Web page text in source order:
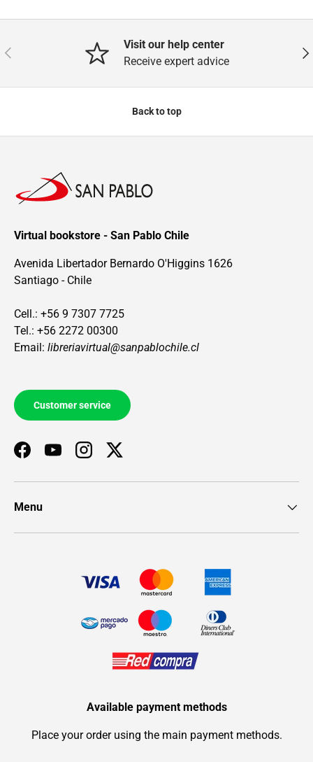
Previous
Visit our help center
Receive expert advice
Back to top
Virtual bookstore - San Pablo Chile
Avenida Libertador Bernardo O'Higgins 1626
Santiago - Chile
Cell.: +56 9 7307 7725
Tel.: +56 2272 00300
Email: libreriavirtual@sanpablochile.cl
Customer service
FacebookYouTubeInstagramTwitter
Menu
Available payment methods
Place your order using the main payment methods.